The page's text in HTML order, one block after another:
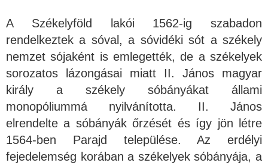
A Székelyföld lakói 1562-ig szabadon
rendelkeztek a sóval, a sóvidéki sót a székely
nemzet sójaként is emlegették, de a székelyek
sorozatos lázongásai miatt II. János magyar
király a székely sóbányákat állami
monopóliummá nyilvánította. II. János
elrendelte a sóbányák őrzését és így jön létre
1564-ben Parajd települése. Az erdélyi
fejedelemség korában a székelyek sóbányája, a